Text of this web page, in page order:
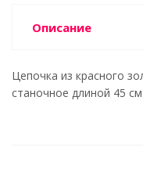
Описание
Цепочка из красного
станочное длиной 45